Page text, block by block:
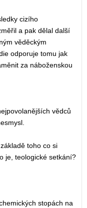
cizího
a pak dělal další
věděckým
odporuje tomu jak
za náboženskou
vědců
toho co si
je, teologické setkání?
stopách na